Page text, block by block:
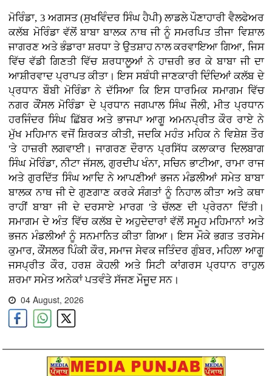
ਮੋਰਿੰਡਾ, 3 ਅਗਸਤ (ਸੁਖਵਿੰਦਰ ਸਿੰਘ ਹੈਪੀ)ਲਾਡਲੇ ਪੌਣਾਹਾਰੀ ਵੈਲਫੇਅਰ
ਕਲੱਬ ਮੋਰਿੰਡਾ ਵੱਲੋਂ ਬਾਬਾ ਬਾਲਕ ਨਾਥ ਜੀ ਨੂੰ ਸਮਰਪਿਤ ਤੀਜਾ ਵਿਸ਼ਾਲ
ਜਾਗਰਣ ਅਤੇ ਭੰਡਾਰਾ ਸ਼ਰਧਾ ਤੇ ਉਤਸ਼ਾਹ ਨਾਲ ਕਰਵਾਇਆ ਗਿਆ, ਜਿਸ
ਵਿੱਚ ਵੱਡੀ ਗਿਣਤੀ ਵਿੱਚ ਸ਼ਰਧਾਲੂਆਂ ਨੇ ਹਾਜ਼ਰੀ ਭਰ ਕੇ ਬਾਬਾ ਜੀ ਦਾ
ਆਸ਼ੀਰਵਾਦ ਪ੍ਰਾਪਤ ਕੀਤਾ। ਇਸ ਸਬੰਧੀ ਜਾਣਕਾਰੀ ਦਿੰਦਿਆਂ ਕਲੱਬ ਦੇ
ਪ੍ਰਧਾਨ ਬੌਬੀ ਮੋਰਿੰਡਾ ਨੇ ਦੱਸਿਆ ਕਿ ਇਸ ਧਾਰਮਿਕ ਸਮਾਗਮ ਵਿੱਚ
ਨਗਰ ਕੌਂਸਲ ਮੋਰਿੰਡਾ ਦੇ ਪ੍ਰਧਾਨ ਜਗਪਾਲ ਸਿੰਘ ਜੌਲੀ, ਮੀਤ ਪ੍ਰਧਾਨ
ਹਰਜਿੰਦਰ ਸਿੰਘ ਛਿੱਬਰ ਅਤੇ ਭਾਜਪਾ ਆਗੂ ਅਮਨਪ੍ਰੀਤ ਕੌਰ ਰਾਏ ਨੇ
ਮੁੱਖ ਮਹਿਮਾਨ ਵਜੋਂ ਸ਼ਿਰਕਤ ਕੀਤੀ, ਜਦਕਿ ਮਹੰਤ ਮਹਿਕ ਨੇ ਵਿਸ਼ੇਸ਼ ਤੌਰ
'ਤੇ ਹਾਜ਼ਰੀ ਲਗਵਾਈ। ਜਾਗਰਣ ਦੌਰਾਨ ਪ੍ਰਸਿੱਧ ਕਲਾਕਾਰ ਦਿਲਬਾਗ
ਸਿੰਘ ਮੋਰਿੰਡਾ, ਨੀਟਾ ਜੱਸਲ, ਗੁਰਦੀਪ ਖੰਨਾ, ਸਚਿਨ ਭਾਟੀਆ, ਰਾਮਾ ਰਾਜ
ਅਤੇ ਗੁਰਦਿੱਤ ਸਿੰਘ ਆਦਿ ਨੇ ਆਪਣੀਆਂ ਭਜਨ ਮੰਡਲੀਆਂ ਸਮੇਤ ਬਾਬਾ
ਬਾਲਕ ਨਾਥ ਜੀ ਦੇ ਗੁਣਗਾਣ ਕਰਕੇ ਸੰਗਤਾਂ ਨੂੰ ਨਿਹਾਲ ਕੀਤਾ ਅਤੇ ਕਥਾ
ਰਾਹੀਂ ਬਾਬਾ ਜੀ ਦੇ ਦਰਸਾਏ ਮਾਰਗ 'ਤੇ ਚੱਲਣ ਦੀ ਪ੍ਰੇਰਨਾ ਦਿੱਤੀ।
ਸਮਾਗਮ ਦੇ ਅੰਤ ਵਿੱਚ ਕਲੱਬ ਦੇ ਅਹੁਦੇਦਾਰਾਂ ਵੱਲੋਂ ਸਮੂਹ ਮਹਿਮਾਨਾਂ ਅਤੇ
ਭਜਨ ਮੰਡਲੀਆਂ ਨੂੰ ਸਨਮਾਨਿਤ ਕੀਤਾ ਗਿਆ। ਇਸ ਮੌਕੇ ਭਗਤ ਤਰਸੇਮ
ਕੁਮਾਰ, ਕੌਂਸਲਰ ਪਿੰਕੀ ਕੌਰ, ਸਮਾਜ ਸੇਵਕ ਜਤਿੰਦਰ ਗੁੰਬਰ, ਮਹਿਲਾ ਆਗੂ
ਜਸਪ੍ਰੀਤ ਕੌਰ, ਹਰਸ਼ ਕੋਹਲੀ ਅਤੇ ਸਿਟੀ ਕਾਂਗਰਸ ਪ੍ਰਧਾਨ ਰਾਹੁਲ
ਸ਼ਰਮਾ ਸਮੇਤ ਅਨੇਕਾਂ ਪਤਵੰਤੇ ਸੱਜਣ ਮੌਜੂਦ ਸਨ।
04 August, 2026